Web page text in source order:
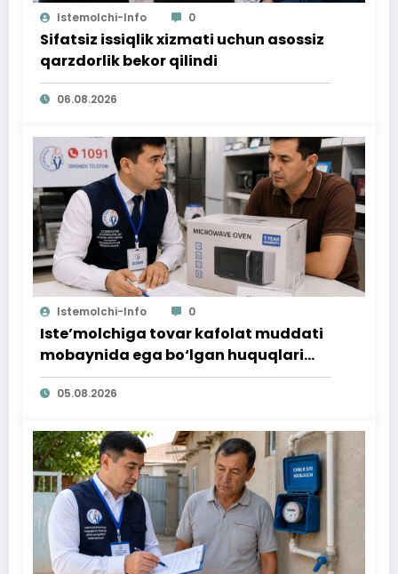
Istemolchi-Info 0
Sifatsiz issiqlik xizmati uchun asossiz
qarzdorlik bekor qilindi
06.08.2026
Istemolchi-Info 0
Iste’molchiga tovar kafolat muddati
mobaynida ega bo‘lgan huquqlari
ta’minlab berildi
05.08.2026